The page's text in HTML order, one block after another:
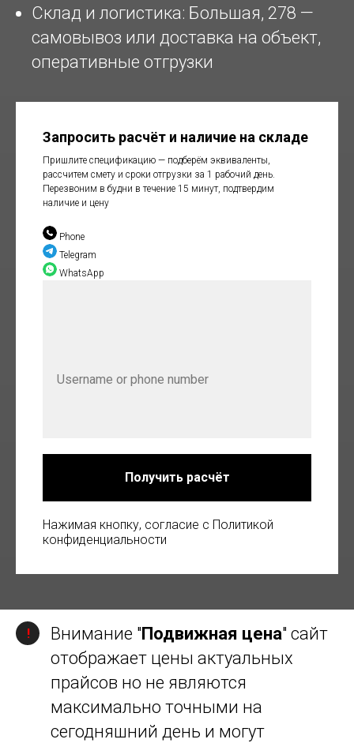
Склад и логистика: Большая, 278 —
самовывоз или доставка на объект,
оперативные отгрузки
Запросить расчёт и наличие на складе
Пришлите спецификацию — подберём эквиваленты,
рассчитем смету и сроки отгрузки за 1 рабочий день.
Перезвоним в будни в течение 15 минут, подтвердим
наличие и цену
Phone
Telegram
WhatsApp
Получить расчёт
Нажимая кнопку, согласие с Политикой
конфиденциальности
! Внимание "Подвижная цена" сайт
отображает цены актуальных
прайсов но не являются
максимально точными на
сегодняшний день и могут